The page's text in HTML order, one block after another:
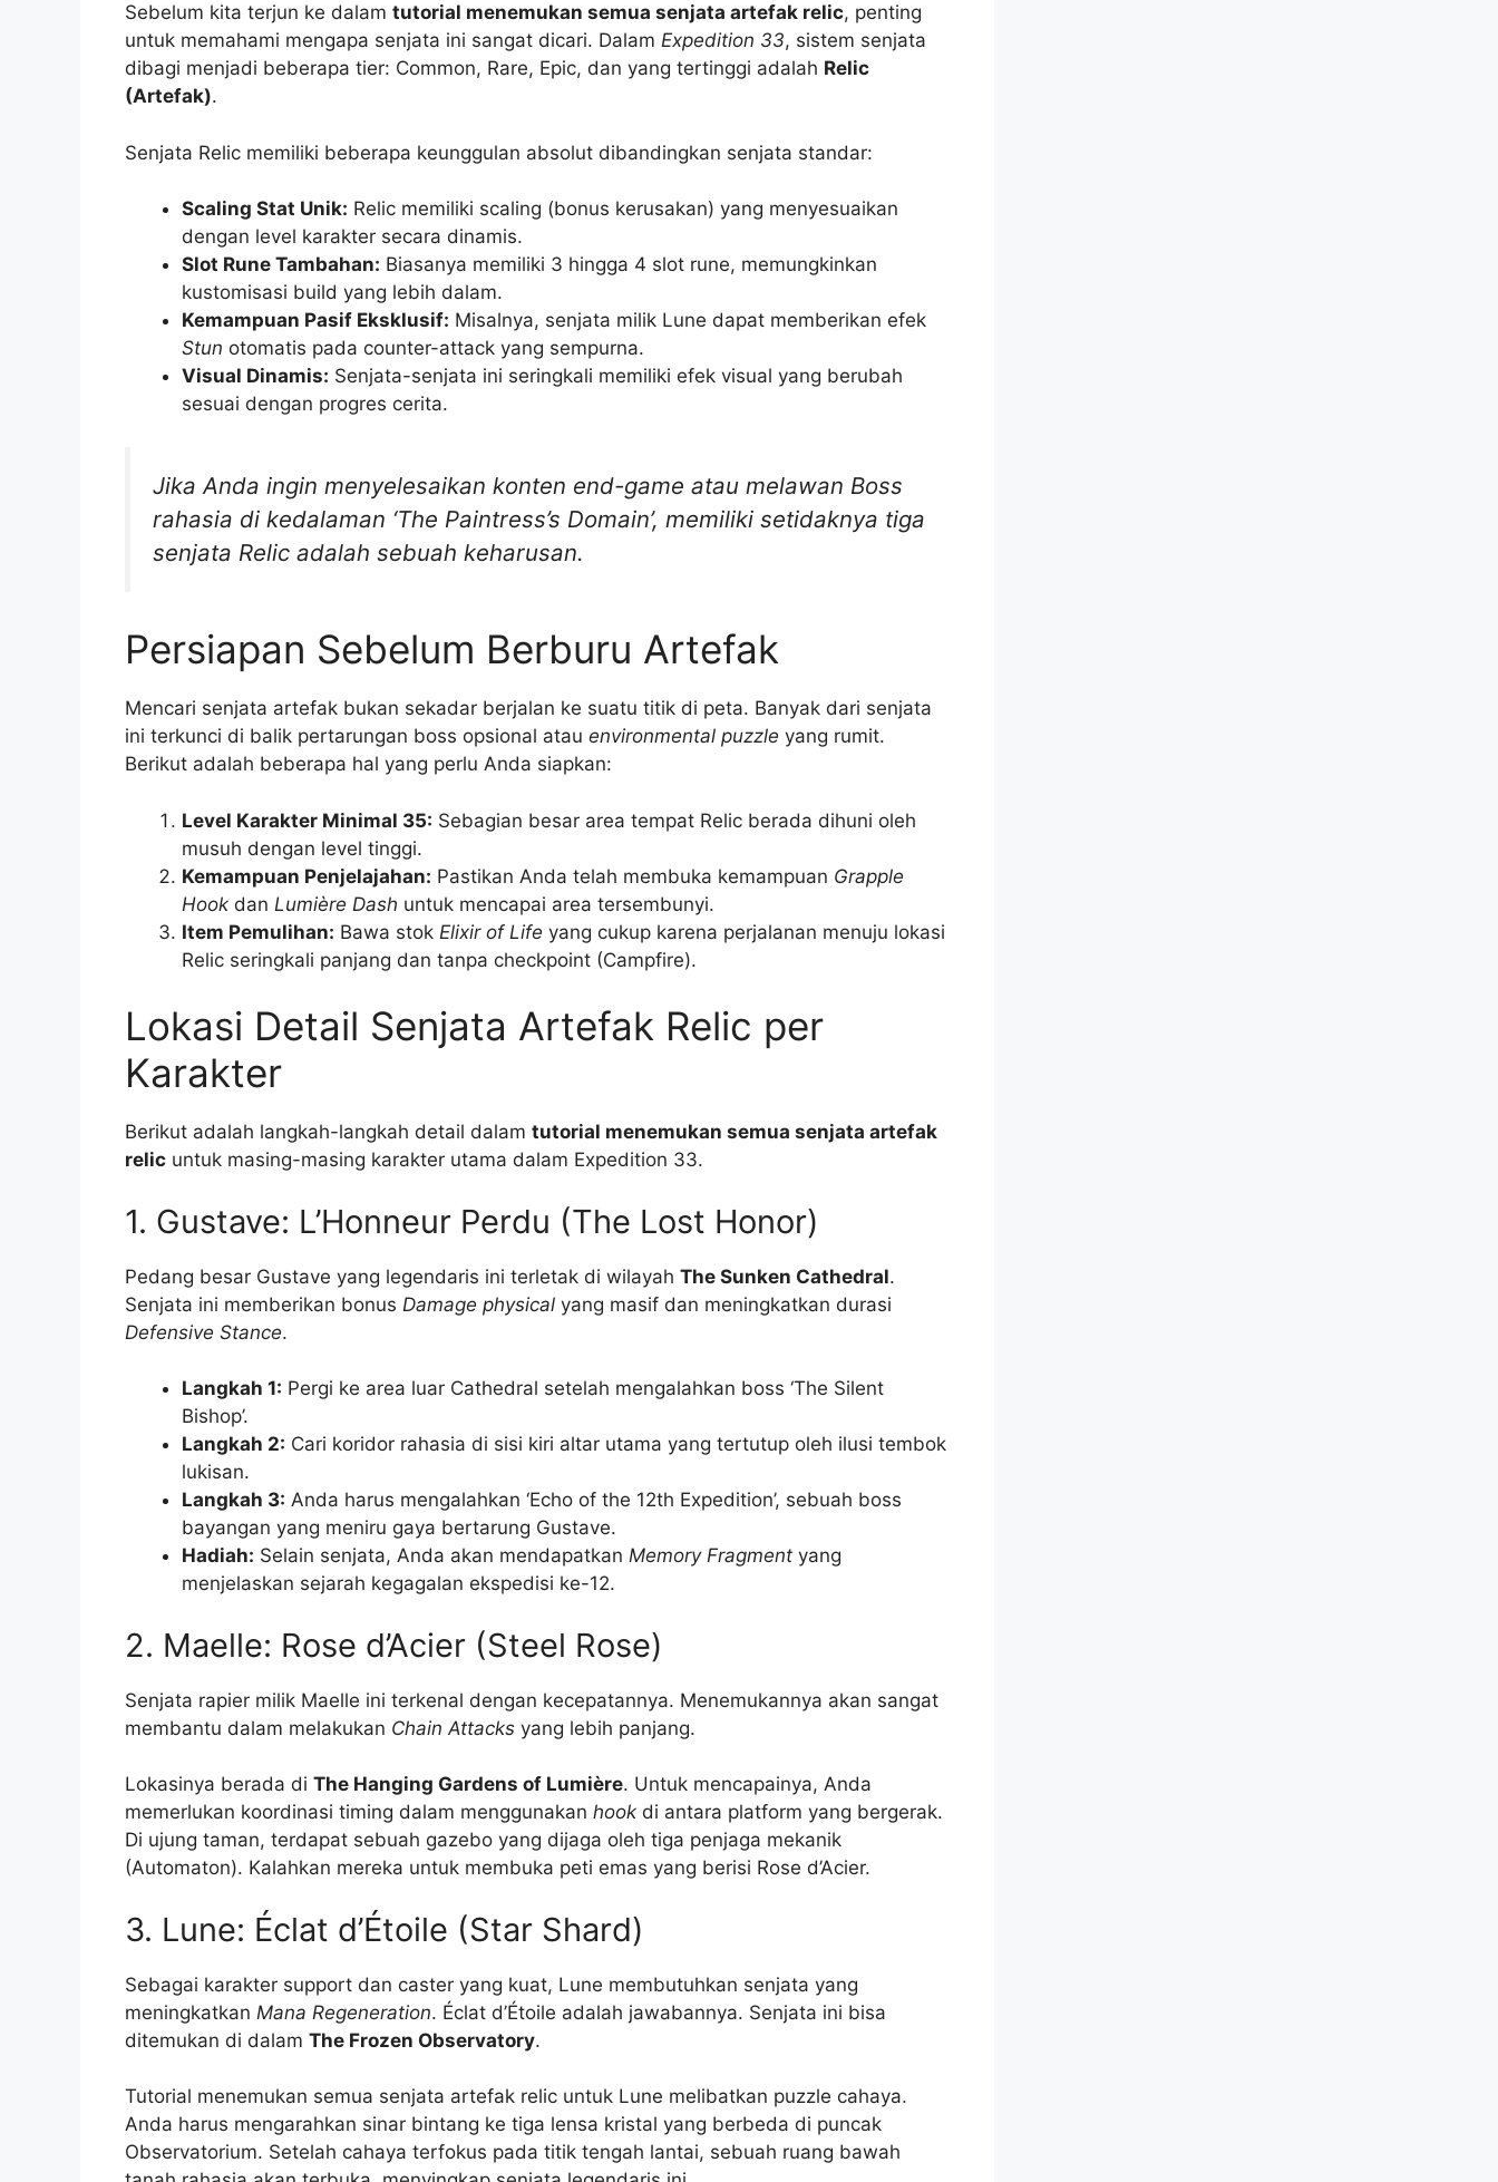
Sebelum kita terjun ke dalam tutorial menemukan semua senjata artefak relic, penting
untuk memahami mengapa senjata ini sangat dicari. Dalam Expedition 33, sistem senjata
dibagi menjadi beberapa tier: Common, Rare, Epic, dan yang tertinggi adalah Relic
(Artefak).
Senjata Relic memiliki beberapa keunggulan absolut dibandingkan senjata standar:
Scaling Stat Unik: Relic memiliki scaling (bonus kerusakan) yang menyesuaikan
dengan level karakter secara dinamis.
Slot Rune Tambahan: Biasanya memiliki 3 hingga 4 slot rune, memungkinkan
kustomisasi build yang lebih dalam.
Kemampuan Pasif Eksklusif: Misalnya, senjata milik Lune dapat memberikan efek
Stun otomatis pada counter-attack yang sempurna.
Visual Dinamis: Senjata-senjata ini seringkali memiliki efek visual yang berubah
sesuai dengan progres cerita.
Jika Anda ingin menyelesaikan konten end-game atau melawan Boss
rahasia di kedalaman ‘The Paintress’s Domain’, memiliki setidaknya tiga
senjata Relic adalah sebuah keharusan.
Persiapan Sebelum Berburu Artefak
Mencari senjata artefak bukan sekadar berjalan ke suatu titik di peta. Banyak dari senjata
ini terkunci di balik pertarungan boss opsional atau environmental puzzle yang rumit.
Berikut adalah beberapa hal yang perlu Anda siapkan:
Level Karakter Minimal 35: Sebagian besar area tempat Relic berada dihuni oleh
musuh dengan level tinggi.
Kemampuan Penjelajahan: Pastikan Anda telah membuka kemampuan Grapple
Hook dan Lumière Dash untuk mencapai area tersembunyi.
Item Pemulihan: Bawa stok Elixir of Life yang cukup karena perjalanan menuju lokasi
Relic seringkali panjang dan tanpa checkpoint (Campfire).
Lokasi Detail Senjata Artefak Relic per
Karakter
Berikut adalah langkah-langkah detail dalam tutorial menemukan semua senjata artefak
relic untuk masing-masing karakter utama dalam Expedition 33.
1. Gustave: L’Honneur Perdu (The Lost Honor)
Pedang besar Gustave yang legendaris ini terletak di wilayah The Sunken Cathedral.
Senjata ini memberikan bonus Damage physical yang masif dan meningkatkan durasi
Defensive Stance.
Langkah 1: Pergi ke area luar Cathedral setelah mengalahkan boss ‘The Silent
Bishop’.
Langkah 2: Cari koridor rahasia di sisi kiri altar utama yang tertutup oleh ilusi tembok
lukisan.
Langkah 3: Anda harus mengalahkan ‘Echo of the 12th Expedition’, sebuah boss
bayangan yang meniru gaya bertarung Gustave.
Hadiah: Selain senjata, Anda akan mendapatkan Memory Fragment yang
menjelaskan sejarah kegagalan ekspedisi ke-12.
2. Maelle: Rose d’Acier (Steel Rose)
Senjata rapier milik Maelle ini terkenal dengan kecepatannya. Menemukannya akan sangat
membantu dalam melakukan Chain Attacks yang lebih panjang.
Lokasinya berada di The Hanging Gardens of Lumière. Untuk mencapainya, Anda
memerlukan koordinasi timing dalam menggunakan hook di antara platform yang bergerak.
Di ujung taman, terdapat sebuah gazebo yang dijaga oleh tiga penjaga mekanik
(Automaton). Kalahkan mereka untuk membuka peti emas yang berisi Rose d’Acier.
3. Lune: Éclat d’Étoile (Star Shard)
Sebagai karakter support dan caster yang kuat, Lune membutuhkan senjata yang
meningkatkan Mana Regeneration. Éclat d’Étoile adalah jawabannya. Senjata ini bisa
ditemukan di dalam The Frozen Observatory.
Tutorial menemukan semua senjata artefak relic untuk Lune melibatkan puzzle cahaya.
Anda harus mengarahkan sinar bintang ke tiga lensa kristal yang berbeda di puncak
Observatorium. Setelah cahaya terfokus pada titik tengah lantai, sebuah ruang bawah